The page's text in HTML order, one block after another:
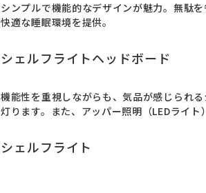
シンプルで機能的なデザインが魅力。無駄
快適な睡眠環境を提供。
シェルフライトヘッドボード
機能性を重視しながらも、気品が感じられ
灯ります。また、アッパー照明（LEDライト
シェルフライト